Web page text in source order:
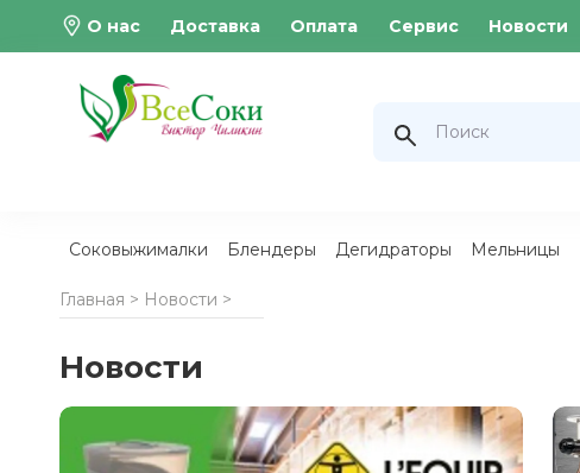
О нас Доставка Оплата Сервис Новости
Соковыжималки Блендеры Дегидраторы Мельницы
Главная > Новости >
Новости